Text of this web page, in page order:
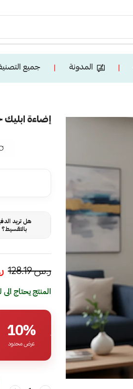
❘ المدونة ❘ جميع
إضاءة
هل تريد
بالتقسيط؟
ر.س128.19
المنتج يحتاج الى
10%
عرض محدود